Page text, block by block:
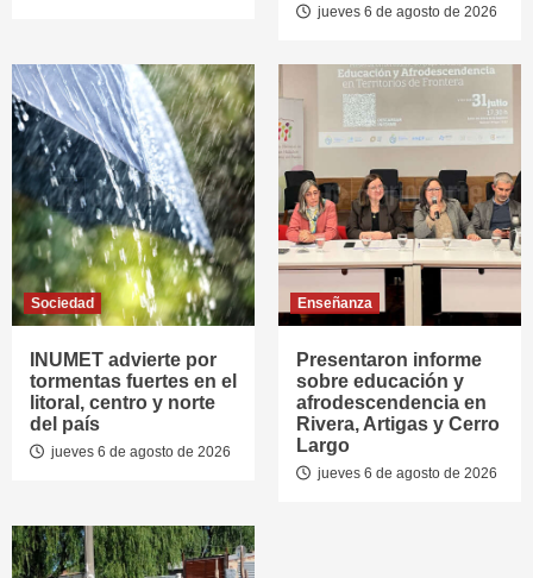
jueves 6 de agosto de 2026
Sociedad
INUMET advierte por
tormentas fuertes en el
litoral, centro y norte
del país
jueves 6 de agosto de 2026
Enseñanza
Presentaron informe
sobre educación y
afrodescendencia en
Rivera, Artigas y Cerro
Largo
jueves 6 de agosto de 2026